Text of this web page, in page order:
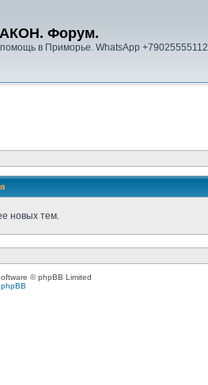
Форум.
в Приморье. WhatsApp +79025555112
новых тем.
© phpBB Limited